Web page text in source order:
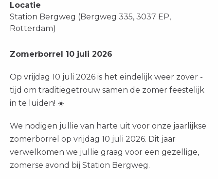
Locatie
Station Bergweg (Bergweg 335, 3037 EP,
Rotterdam)
Zomerborrel 10 juli 2026
Op vrijdag 10 juli 2026 is het eindelijk weer zover -
tijd om traditiegetrouw samen de zomer feestelijk
in te luiden! ☀️
We nodigen jullie van harte uit voor onze jaarlijkse
zomerborrel op vrijdag 10 juli 2026. Dit jaar
verwelkomen we jullie graag voor een gezellige,
zomerse avond bij Station Bergweg.